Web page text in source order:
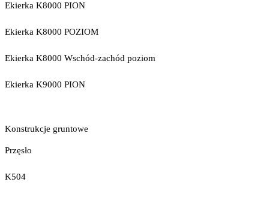
Ekierka K8000 PION
Ekierka K8000 POZIOM
Ekierka K8000 Wschód-zachód poziom
Ekierka K9000 PION
Konstrukcje gruntowe
Przęsło
K504